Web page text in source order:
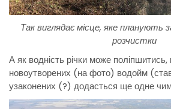
Так виглядає місце, яке планують
розчистки
А як водність річки може
новоутворених (на фото) водойм
узаконених (?) додасться ще одне